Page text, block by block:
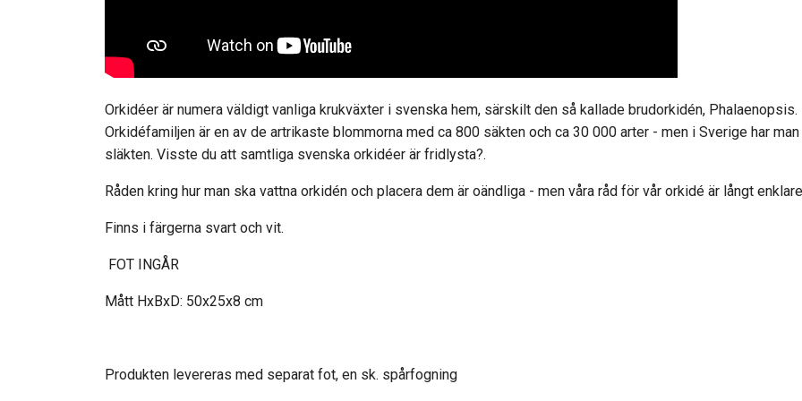
Orkidéer är numera väldigt vanliga krukväxter i svenska hem, särskilt den så kallade brudorkidén, Phalaenopsis.
Orkidéfamiljen är en av de artrikaste blommorna med ca 800 säkten och ca 30 000 arter - men i Sverige har
släkten. Visste du att samtliga svenska orkidéer är fridlysta?.
Råden kring hur man ska vattna orkidén och placera dem är oändliga - men våra råd för vår orkidé är långt
Finns i färgerna svart och vit.
FOT INGÅR
Mått HxBxD: 50x25x8 cm
Produkten levereras med separat fot, en sk. spårfogning